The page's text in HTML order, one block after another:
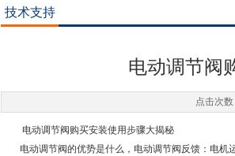
技术支持
电动调节阀
点击次
电动调节阀购买安装使用步骤大揭秘
电动调节阀的优势是什么，电动调节阀反馈：电机